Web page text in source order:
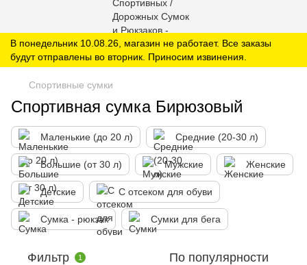
В понедельник 10.08.26, магазин не работает. Все заказы
будут отправлены во вторник. Приносим извинения.
Спортивные сумки
Спортивная сумка Бирюзовый
Маленькие (до 20 л) Средние (20-30 л)
Большие (от 30 л) Мужские Женские
Детские С отсеком для обуви
Сумка - рюкзак Сумки для бега
Фильтр 1 По популярности